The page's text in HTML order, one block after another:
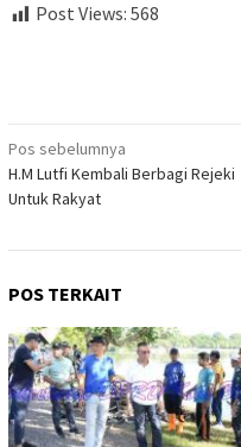
Post Views: 568
Navigasi
pos
Pos sebelumnya
H.M Lutfi Kembali Berbagi Rejeki
Untuk Rakyat
POS TERKAIT